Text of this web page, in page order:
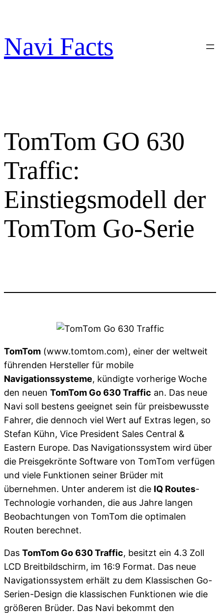
springen
Navi Facts
TomTom GO 630
Traffic:
Einstiegsmodell der
TomTom Go-Serie
TomTom (www.tomtom.com), einer der weltweit
führenden Hersteller für mobile
Navigationssysteme, kündigte vorherige Woche
den neuen TomTom Go 630 Traffic an. Das neue
Navi soll bestens geeignet sein für preisbewusste
Fahrer, die dennoch viel Wert auf Extras legen, so
Stefan Kühn, Vice President Sales Central &
Eastern Europe. Das Navigationssystem wird über
die Preisgekrönte Software von TomTom verfügen
und viele Funktionen seiner Brüder mit
übernehmen. Unter anderem ist die IQ Routes-
Technologie vorhanden, die aus Jahre langen
Beobachtungen von TomTom die optimalen
Routen berechnet.
Das TomTom Go 630 Traffic, besitzt ein 4.3 Zoll
LCD Breitbildschirm, im 16:9 Format. Das neue
Navigationssystem erhält zu dem Klassischen Go-
Serien-Design die klassischen Funktionen wie die
größeren Brüder. Das Navi bekommt den